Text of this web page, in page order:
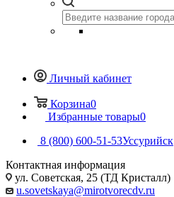
Личный кабинет
Корзина0
Избранные товары0
8 (800) 600-51-53Уссурийск
Контактная информация
ул. Советская, 25 (ТД Кристалл)
u.sovetskaya@mirotvorecdv.ru